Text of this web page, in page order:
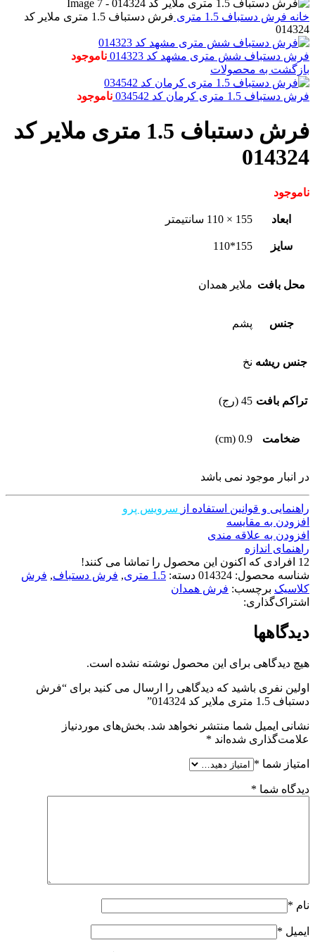
خانه فرش دستباف 1.5 متری
فرش دستباف 1.5 متری ملایر کد
014324
فرش دستباف شش متری مشهد کد 014323
ناموجود
بازگشت به محصولات
فرش دستباف 1.5 متری کرمان کد 034542 ناموجود
فرش دستباف 1.5 متری ملایر کد
014324
ناموجود
ابعاد 155 × 110 سانتیمتر
سایز 155*110
محل بافت ملایر همدان
جنس پشم
جنس ریشه نخ
تراکم بافت 45 (رج)
ضخامت 0.9 (cm)
در انبار موجود نمی باشد
راهنمایی و قوانین استفاده از سرویس پرو
افزودن به مقایسه
افزودن به علاقه مندی
راهنمای اندازه
12 افرادی که اکنون این محصول را تماشا می کنند!
شناسه محصول: 014324 دسته: 1.5 متری , فرش دستباف, فرش
کلاسیک برچسب: فرش همدان
اشتراک‌گذاری:
دیدگاهها
هیچ دیدگاهی برای این محصول نوشته نشده است.
اولین نفری باشید که دیدگاهی را ارسال می کنید برای “فرش
دستباف 1.5 متری ملایر کد 014324”
نشانی ایمیل شما منتشر نخواهد شد. بخش‌های موردنیاز
علامت‌گذاری شده‌اند *
امتیاز شما *
دیدگاه شما *
نام *
ایمیل *